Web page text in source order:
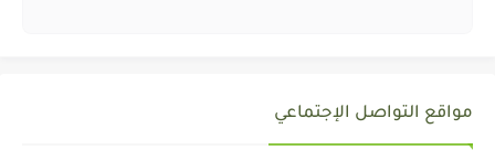
مواقع التواصل الإجتماعي